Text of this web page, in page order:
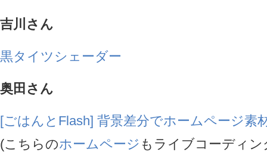
吉川さん
黒タイツシェーダー
奥田さん
[ごはんとFlash] 背景差分でホームページ素
(こちらのホームページ もライブコーディ